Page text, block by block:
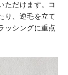
ただけます。コ
り、逆毛を立て
ッシングに重点